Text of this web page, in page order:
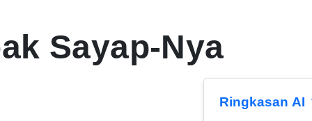
Sayap-Nya
Ringkasan AI